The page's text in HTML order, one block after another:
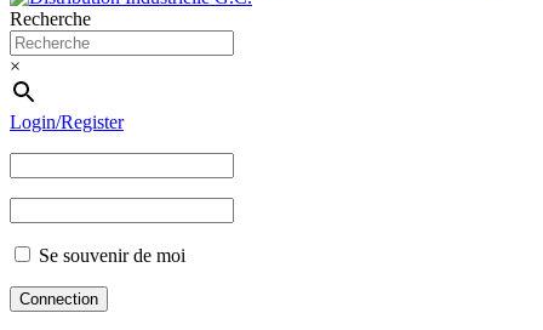
Recherche
×
Login/Register
Se souvenir de moi